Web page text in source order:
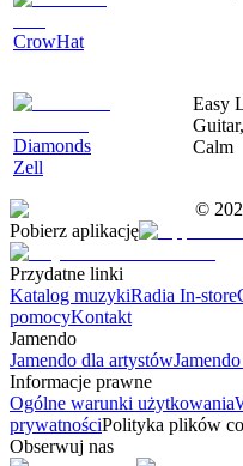
CrowHat
Diamonds
Zell
Easy
Calm
©
Pobierz aplikację
Przydatne linki
Katalog muzykiRadia In-store
pomocyKontakt
Jamendo
Jamendo dla artystów
Informacje prawne
Ogólne warunki użytkowania
prywatnościPolityka plików
Obserwuj nas